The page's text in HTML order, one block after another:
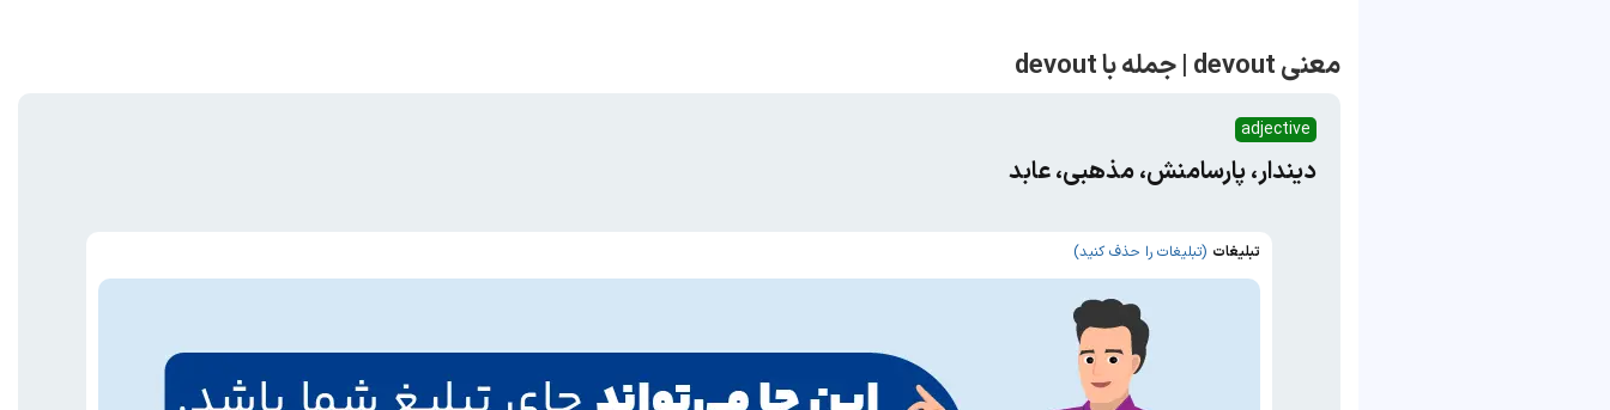
معنی devout | جمله با devout
adjective
دیندار، پارسامنش، مذهبی، عابد
تبلیغات (تبلیغات را حذف کنید)